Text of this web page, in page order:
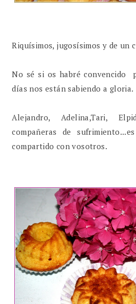
Riquísimos, jugosísimos y de un
No sé si os habré convencido
días nos están sabiendo a gloria.
Alejandro, Adelina,Tari,
compañeras de
compartido con vosotros.